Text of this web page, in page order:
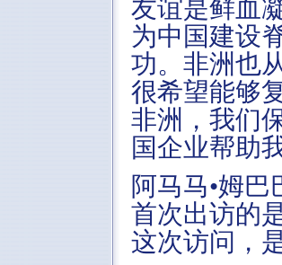
友谊是鲜血
为中国建设
功。非洲也
很希望能够
非洲，我们
国企业帮助
阿马马•姆
首次出访的
这次访问，